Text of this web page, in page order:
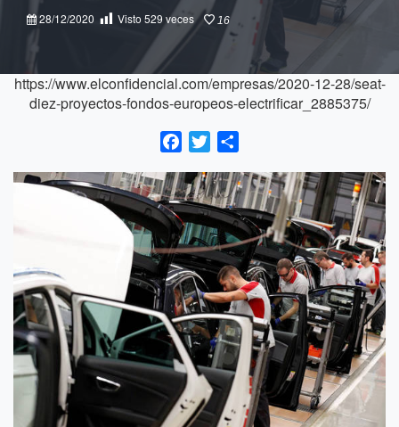
28/12/2020 Visto 529 veces 16
https://www.elconfidencial.com/empresas/2020-12-28/seat-
diez-proyectos-fondos-europeos-electrificar_2885375/
Facebook
Twitter